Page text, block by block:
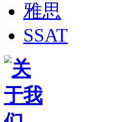
雅思
SSAT